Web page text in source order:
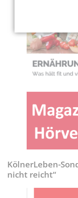
KölnerLeben-
nicht reicht“